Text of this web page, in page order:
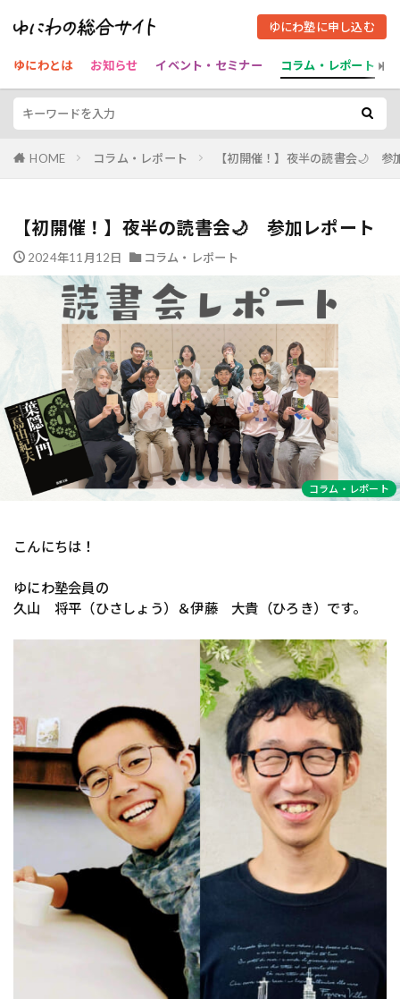
ゆにわ塾に申し込む
ゆにわとは お知らせ イベント・セミナー コラム・レポート
HOME コラム・レポート 【初開催！】夜半の読書会🌙 参
【初開催！】夜半の読書会🌙 参加レポート
2024年11月12日 コラム・レポート
コラム・レポート
こんにちは！
ゆにわ塾会員の
久山 将平（ひさしょう）＆伊藤 大貴（ひろき）です。